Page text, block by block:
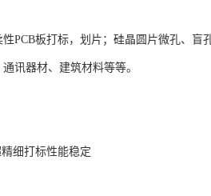
PCB板打标，划片；硅晶圆片微孔、盲
讯器材、建筑材料等等。
细打标性能稳定